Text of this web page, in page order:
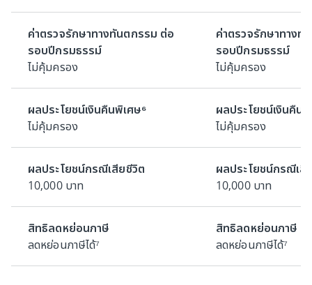
ค่าตรวจรักษาทางทันตกรรม ต่อ
รอบปีกรมธรรม์
ไม่คุ้มครอง
ผลประโยชน์เงินคืนพิเศษ⁶
ไม่คุ้มครอง
ผลประโยชน์กรณีเสียชีวิต
10,000 บาท
สิทธิลดหย่อนภาษี
ลดหย่อนภาษีได้⁷
ค่าตรวจรักษาทางทั
รอบปีกรมธรรม์
ไม่คุ้มครอง
ผลประโยชน์เงินคืน
ไม่คุ้มครอง
ผลประโยชน์กรณีเสี
10,000 บาท
สิทธิลดหย่อนภาษี
ลดหย่อนภาษีได้⁷